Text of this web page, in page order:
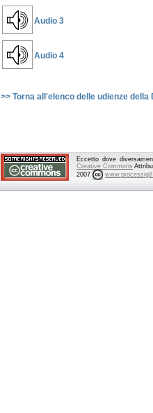
Audio 3
Audio 4
>> Torna all'elenco delle udienze della
Eccetto dove
Creative Commons
2007